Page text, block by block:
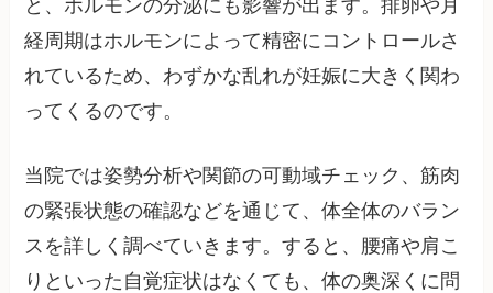
と、ホルモンの分泌にも影響が出ます。排卵や月
経周期はホルモンによって精密にコントロールさ
れているため、わずかな乱れが妊娠に大きく関わ
ってくるのです。
当院では姿勢分析や関節の可動域チェック、筋肉
の緊張状態の確認などを通じて、体全体のバラン
スを詳しく調べていきます。すると、腰痛や肩こ
りといった自覚症状はなくても、体の奥深くに問